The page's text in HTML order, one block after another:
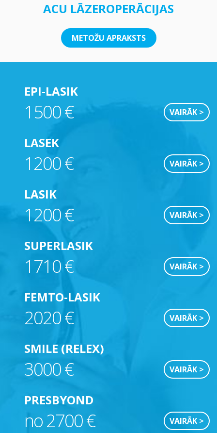
ACU LĀZEROPERĀCIJAS
METOŽU APRAKSTS
EPI-LASIK
1500 € VAIRĀK >
LASEK
1200 € VAIRĀK >
LASIK
1200 € VAIRĀK >
SUPERLASIK
1710 € VAIRĀK >
FEMTO-LASIK
2020 € VAIRĀK >
SMILE (RELEX)
3000 € VAIRĀK >
PRESBYOND
no 2700 € VAIRĀK >